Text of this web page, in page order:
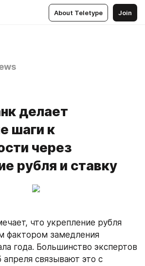
About Teletype Join
делает
шаги к
через
рубля и ставку
что укрепление рубля
фактором замедления
года. Большинство экспертов
апреля связывают это с